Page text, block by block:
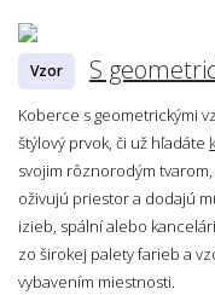
Vzor S
Koberce s geometrickými
štýlový prvok, či už hľadáte
svojim rôznorodým
oživujú priestor a dodajú
izieb, spální alebo
zo širokej palety farieb a
vybavením miestnosti.